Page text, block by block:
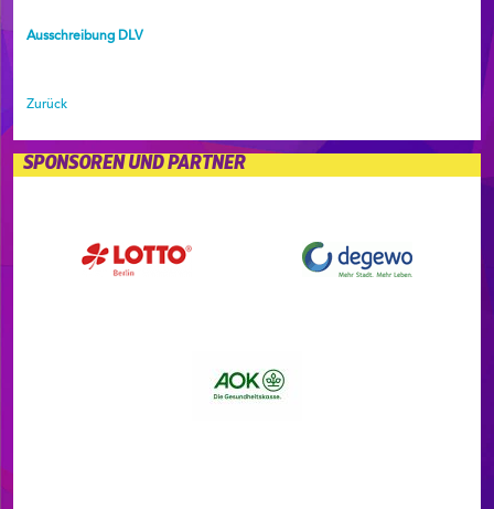
Ausschreibung DLV
Zurück
SPONSOREN UND PARTNER